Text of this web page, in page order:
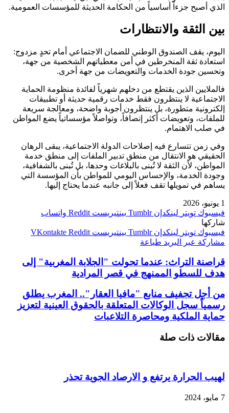
الذي أصبح جزءاً أساسياً من الحكامة الحديثة للمؤسسات العمومية.
بين الثقة والانتظارات
اليوم، يقف الصندوق الوطني للضمان الاجتماعي أمام تحدٍ مزدوج:
استعادة ثقة المنخرطين في أمن معطياتهم الشخصية من جهة،
وتحسين جودة الخدمات والتعويضات من جهة أخرى.
فالملايين الذين يقتطع من دخلهم شهرياً لفائدة منظومة الحماية
الاجتماعية لا ينتظرون فقط خدمات رقمية حديثة أو تطبيقات
إلكترونية متطورة، بل ينتظرون أجوبة واضحة، ومعالجة سريعة
للملفات، وتعويضات أكثر إنصافاً، وتواصلاً مؤسساتياً يضع المواطن
في صلب الاهتمام.
وفي زمن تتسارع فيه إصلاحات الدولة الاجتماعية، يبقى الرهان
الحقيقي هو الانتقال من منطق تدبير الملفات إلى منطق خدمة
المواطن، لأن الثقة لا تُبنى بالبلاغات وحدها، بل تُبنى بالشفافية،
وجودة الخدمة، والإحساس اليومي للمواطن بأن المؤسسة التي
يساهم في تمويلها تقف فعلاً إلى جانبه عندما يحتاج إليها.
1 يونيو، 2026
فيسبوك تويتر لينكدإن بينتيريست
واتساب
شاركها
فيسبوك تويتر لينكدإن بينتيريست
مشاركة عبر البريد طباعة
قراصنة التراث: عندما تحولت "الجلابة المغربية" إلى
هدف للسطو الممنهج في قصر المرادية
من أجل تجفيف منابع "مافيا العقار".. المغرب يطلق
رسمياً سجل الوكالات المتعلقة بالحقوق العينية لتعزيز
حماية الملكية ومحاصرة التلاعبات
مقالات ذات صلة
لهيب الحرارة يرتفع و الارصاد الجوية تحذر
7 مايو، 2024